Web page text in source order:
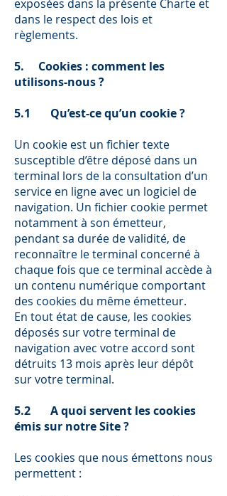
exposées dans la présente Charte et
dans le respect des lois et
règlements.
5. Cookies : comment les
utilisons-nous ?
5.1 Qu’est-ce qu’un cookie ?
Un cookie est un fichier texte
susceptible d’être déposé dans un
terminal lors de la consultation d’un
service en ligne avec un logiciel de
navigation. Un fichier cookie permet
notamment à son émetteur,
pendant sa durée de validité, de
reconnaître le terminal concerné à
chaque fois que ce terminal accède à
un contenu numérique comportant
des cookies du même émetteur.
En tout état de cause, les cookies
déposés sur votre terminal de
navigation avec votre accord sont
détruits 13 mois après leur dépôt
sur votre terminal.
5.2 A quoi servent les cookies
émis sur notre Site ?
Les cookies que nous émettons nous
permettent :